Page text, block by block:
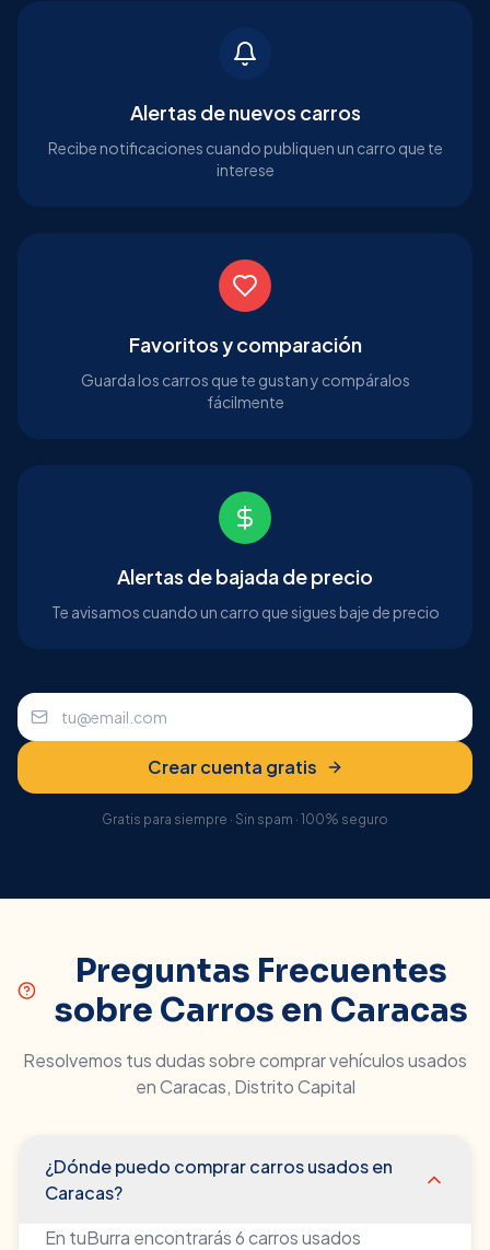
Alertas de nuevos carros
Recibe notificaciones cuando publiquen un carro que te
interese
Favoritos y comparación
Guarda los carros que te gustan y compáralos
fácilmente
Alertas de bajada de precio
Te avisamos cuando un carro que sigues baje de precio
Crear cuenta gratis
Gratis para siempre · Sin spam · 100% seguro
Preguntas Frecuentes
sobre Carros en Caracas
Resolvemos tus dudas sobre comprar vehículos usados
enCaracas, Distrito Capital
¿Dónde puedo comprar carros usados en
Caracas?
En tuBurra encontrarás 6 carros usados